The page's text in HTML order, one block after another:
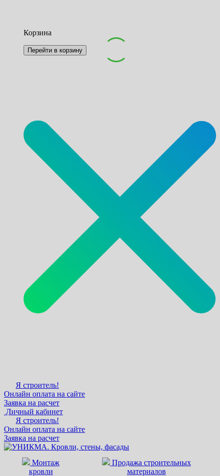
Корзина
Перейти в корзину
Я строитель!
Онлайн оплата на сайте
Заявка на расчет
Личный кабинет
Я строитель!
Онлайн оплата на сайте
Заявка на расчет
Монтаж
кровли
Продажа строительных
материалов